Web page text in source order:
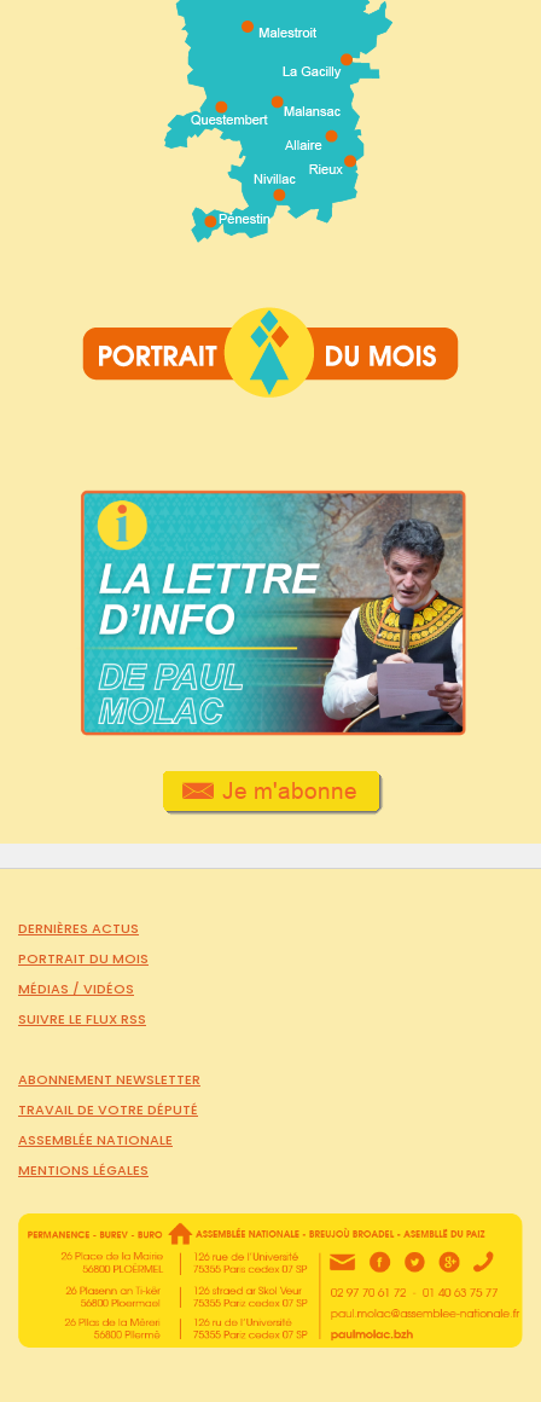
DERNIÈRES ACTUS
PORTRAIT DU MOIS
MÉDIAS / VIDÉOS
SUIVRE LE FLUX RSS
ABONNEMENT NEWSLETTER
TRAVAIL DE VOTRE DÉPUTÉ
ASSEMBLÉE NATIONALE
MENTIONS LÉGALES